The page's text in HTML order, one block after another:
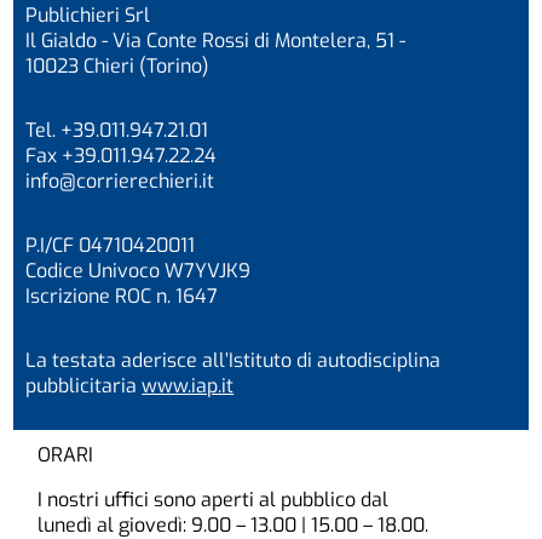
Publichieri Srl
Il Gialdo - Via Conte Rossi di Montelera, 51 -
10023 Chieri (Torino)
Tel. +39.011.947.21.01
Fax +39.011.947.22.24
info@corrierechieri.it
P.I/CF 04710420011
Codice Univoco W7YVJK9
Iscrizione ROC n. 1647
La testata aderisce all’Istituto di autodisciplina
pubblicitariawww.iap.it
ORARI
I nostri uffici sono aperti al pubblico dal
lunedì al giovedì: 9.00 – 13.00 | 15.00 – 18.00.